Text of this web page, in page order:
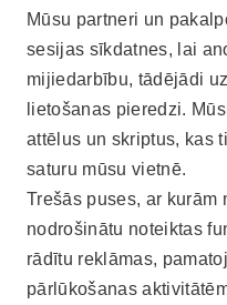
Mūsu partneri un
sesijas sīkdatnes, lai
mijiedarbību, tādējādi
lietošanas pieredzi.
attēlus un skriptus, kas
saturu mūsu vietnē.
Trešās puses, ar kurām
nodrošinātu noteiktas
rādītu reklāmas,
pārlūkošanas